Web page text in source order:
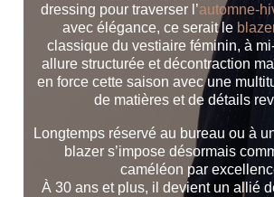
dressing pour traverser l’automne-
avec élégance, ce serait le
classique du vestiaire féminin, à
allure structurée et décontraction
en force cette saison avec une
de matières et de détails
Longtemps réservé au bureau ou à
blazer s’impose désormais
caméléon par
À 30 ans et plus, il devient un allié